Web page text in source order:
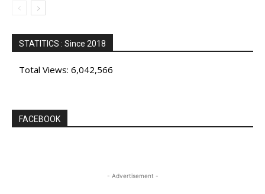
STATITICS : Since 2018
Total Views: 6,042,566
FACEBOOK
- Advertisement -